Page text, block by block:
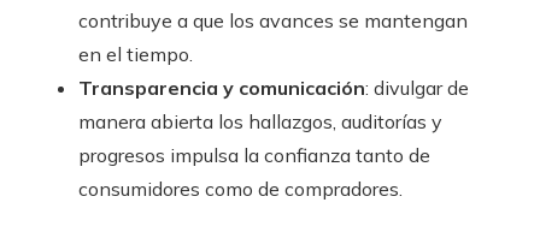
contribuye a que los avances se mantengan
en el tiempo.
Transparencia y comunicación: divulgar de
manera abierta los hallazgos, auditorías y
progresos impulsa la confianza tanto de
consumidores como de compradores.